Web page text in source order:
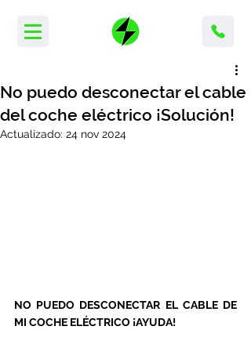
No puedo desconectar el cable
del coche eléctrico ¡Solución!
Actualizado: 24 nov 2024
NO PUEDO DESCONECTAR EL CABLE DE
MI COCHE ELÉCTRICO ¡AYUDA!